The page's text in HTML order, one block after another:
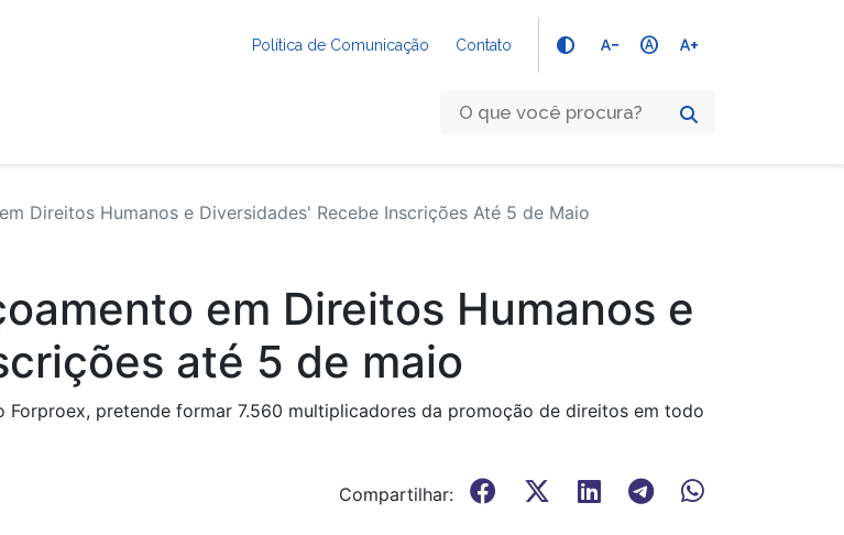
Política de Comunicação Contato text_decrease hdr_auto text_increase
Direitos Humanos e Diversidades' Recebe Inscrições Até 5 de Maio
em Direitos Humanos e
até 5 de maio
Forproex, pretende formar 7.560 multiplicadores da promoção de direitos em todo
Compartilhar: